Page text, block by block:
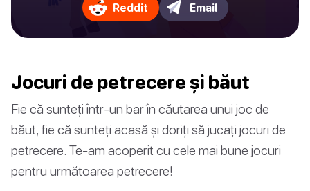
Reddit Email
Jocuri de petrecere și băut
Fie că sunteți într-un bar în căutarea unui joc de
băut, fie că sunteți acasă și doriți să jucați jocuri de
petrecere. Te-am acoperit cu cele mai bune jocuri
pentru următoarea petrecere!